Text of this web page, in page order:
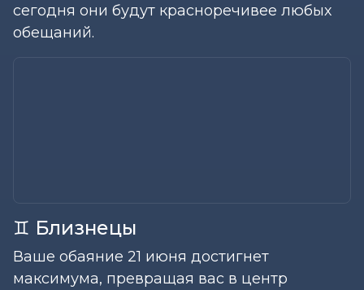
сегодня они будут красноречивее любых
обещаний.
♊ Близнецы
Ваше обаяние 21 июня достигнет
максимума, превращая вас в центр